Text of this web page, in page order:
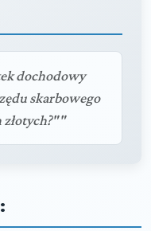
dochodowy
skarbowego
złotych?""